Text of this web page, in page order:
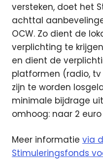
versteken, doet het
achttal
OCW. Zo dient de
verplichting te
en dient de
platformen (radio,
zijn te worden
minimale bijdrage
omhoog: naar 2
Meer informatie via
Stimuleringsfonds